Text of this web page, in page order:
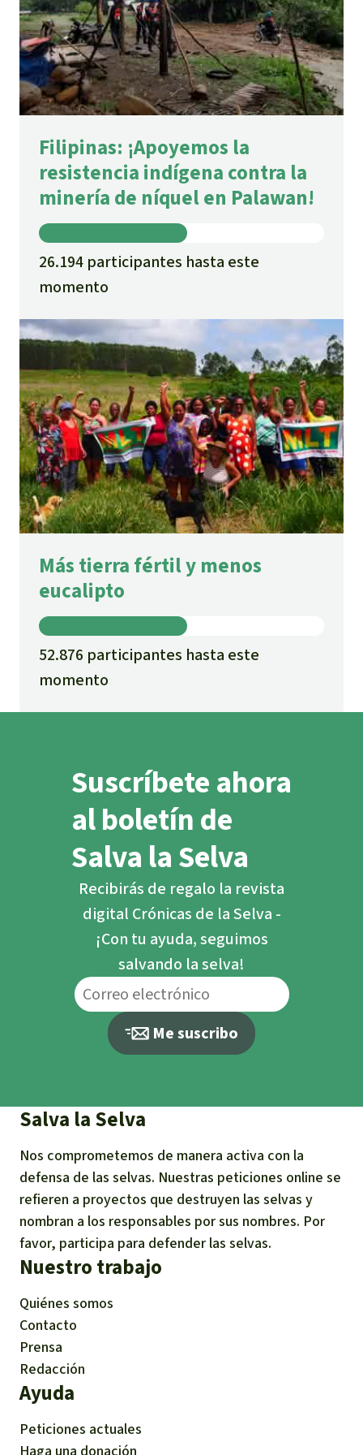
Filipinas: ¡Apoyemos la
resistencia indígena contra la
minería de níquel en Palawan!
26.194 participantes hasta este
momento
Más tierra fértil y menos
eucalipto
52.876 participantes hasta este
momento
Suscríbete ahora
al boletín de
Salva la Selva
Recibirás de regalo la revista
digital Crónicas de la Selva -
¡Con tu ayuda, seguimos
salvando la selva!
Me suscribo
Salva la Selva
Nos comprometemos de manera activa con la
defensa de las selvas. Nuestras peticiones online se
refieren a proyectos que destruyen las selvas y
nombran a los responsables por sus nombres. Por
favor, participa para defender las selvas.
Nuestro trabajo
Quiénes somos
Contacto
Prensa
Redacción
Ayuda
Peticiones actuales
Haga una donación